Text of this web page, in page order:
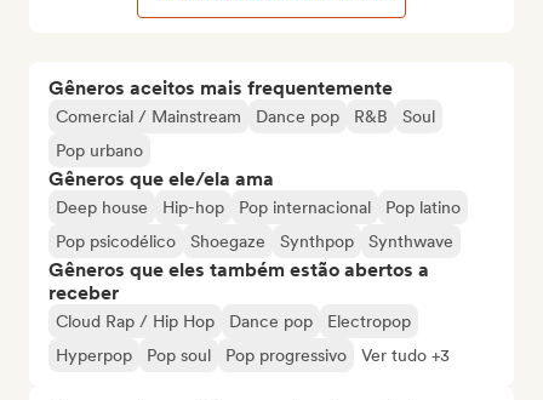
Gêneros aceitos mais frequentemente
Comercial / Mainstream Dance pop R&B
Soul
Pop urbano
Gêneros que ele/ela ama
Deep house Hip-hop Pop internacional
Pop latino
Pop psicodélico
Shoegaze Synthpop Synthwave
Gêneros que eles também estão abertos a
receber
Cloud Rap / Hip Hop Dance pop
Electropop
Hyperpop
Pop soul Pop progressivo Ver tudo +3